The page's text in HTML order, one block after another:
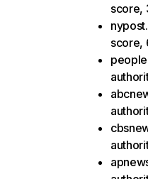
score,
score,